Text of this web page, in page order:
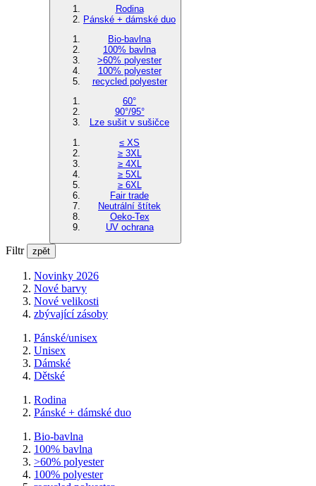
Rodina
Pánské + dámské duo
Bio-bavlna
100% bavlna
>60% polyester
100% polyester
recycled polyester
60°
90°/95°
Lze sušit v sušičce
≤ XS
≥ 3XL
≥ 4XL
≥ 5XL
≥ 6XL
Fair trade
Neutrální štítek
Oeko-Tex
UV ochrana
Filtr zpět
Novinky 2026
Nové barvy
Nové velikosti
zbývající zásoby
Pánské/unisex
Unisex
Dámské
Dětské
Rodina
Pánské + dámské duo
Bio-bavlna
100% bavlna
>60% polyester
100% polyester